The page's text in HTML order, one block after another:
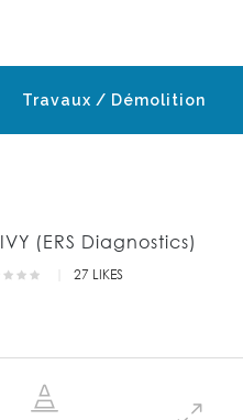
Travaux / Démolition
(ERS Diagnostics)
27 LIKES